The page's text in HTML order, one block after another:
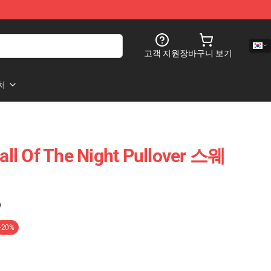
고객 지원장바구니 보기
Of The Night Pullover 스웨
-20%